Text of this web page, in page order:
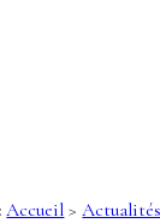
Accueil >Actualités